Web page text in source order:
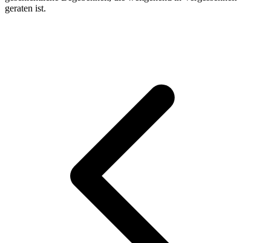
geraten ist.